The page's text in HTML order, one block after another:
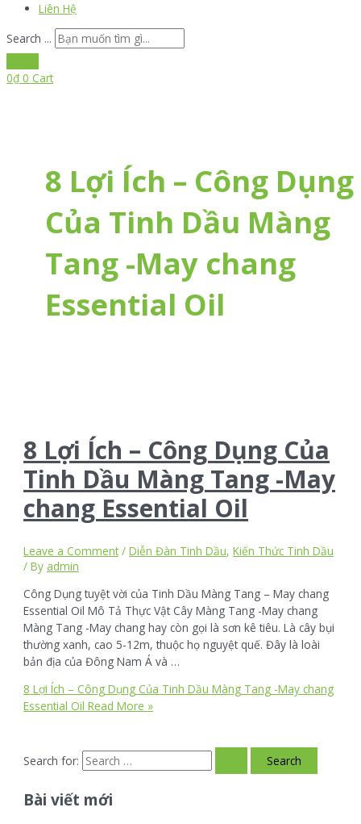
Liên Hệ
Search ...
0₫ 0 Cart
8 Lợi Ích – Công Dụng
Của Tinh Dầu Màng
Tang -May chang
Essential Oil
8 Lợi Ích – Công Dụng Của
Tinh Dầu Màng Tang -May
chang Essential Oil
Leave a Comment /Diễn Đàn Tinh Dầu,Kiến Thức Tinh Dầu
/ By admin
Công Dụng tuyệt vời của Tinh Dầu Màng Tang – May chang
Essential Oil Mô Tả Thực Vật Cây Màng Tang -May chang
Màng Tang -May chang hay còn gọi là sơn kê tiêu. Là cây bụi
thường xanh, cao 5-12m, thuộc họ nguyệt quế. Đây là loài
bản địa của Đông Nam Á và …
8 Lợi Ích – Công Dụng Của Tinh Dầu Màng Tang -May chang
Essential Oil Read More »
Search for:
Bài viết mới